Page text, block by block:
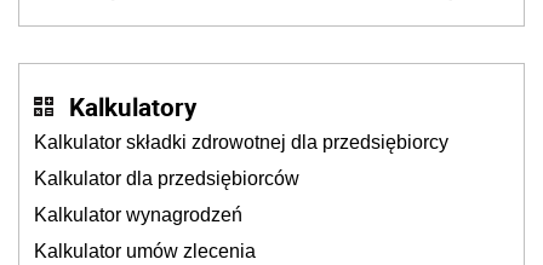
Kalkulatory
Kalkulator składki zdrowotnej dla przedsiębiorcy
Kalkulator dla przedsiębiorców
Kalkulator wynagrodzeń
Kalkulator umów zlecenia